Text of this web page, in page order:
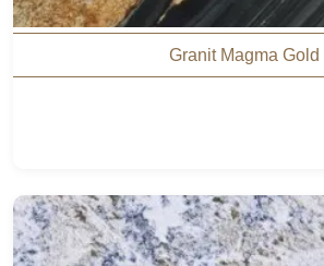
Granit Magma Gold